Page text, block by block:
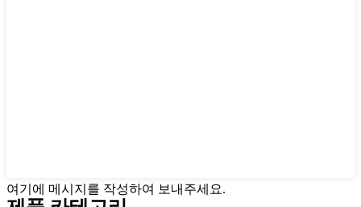
여기에 메시지를 작성하여 보내주세요.